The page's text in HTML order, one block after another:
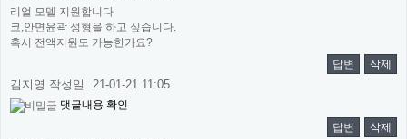
리얼 모델 지원합니다
코,안면윤곽 성형을 하고 싶습니다.
혹시 전액지원도 가능한가요?
답변
삭제
김지영 작성일 21-01-21 11:05
댓글내용 확인
답변
삭제